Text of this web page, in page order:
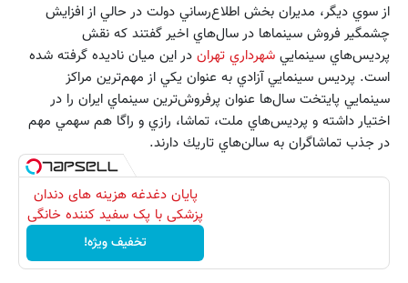
از سوي ديگر، مديران بخش اطلاع‌رساني دولت در حالي از افزايش
چشمگير فروش سينماها در سال‌هاي اخير گفتند كه نقش
پرديس‌هاي سينمايي شهرداري تهران در اين ميان ناديده گرفته شده
است. پرديس سينمايي آزادي به عنوان يكي از مهم‌ترين مراكز
سينمايي پايتخت سال‌ها عنوان پرفروش‌ترين سينماي ايران را در
اختيار داشته و پرديس‌هاي ملت، تماشا، رازي و راگا هم سهمي مهم
در جذب تماشاگران به سالن‌هاي تاريك دارند.
پایان دغدغه هزینه های دندان
پزشکی با پک سفید کننده خانگی
تخفیف ویژه!